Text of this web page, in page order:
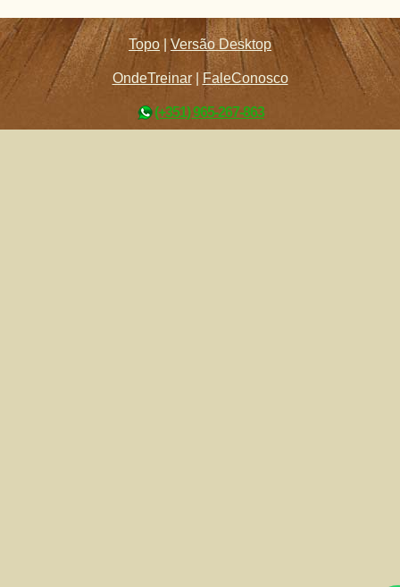
Topo |Versão Desktop
OndeTreinar| FaleConosco
(+351) 965-267-863